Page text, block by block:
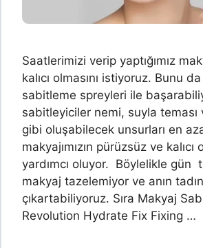
Saatlerimizi verip yaptığımız
kalıcı olmasını istiyoruz. Bunu
sabitleme spreyleri ile
sabitleyiciler nemi, suyla teması
gibi oluşabilecek unsurları en
makyajımızın pürüzsüz ve kalıcı
yardımcı oluyor. Böylelikle gün
makyaj tazelemiyor ve anın
çıkartabiliyoruz. Sıra Makyaj
Revolution Hydrate Fix Fixing …